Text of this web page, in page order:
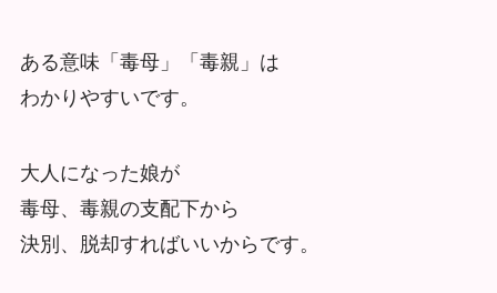
ある意味「毒母」「毒親」は
わかりやすいです。
大人になった娘が
毒母、毒親の支配下から
決別、脱却すればいいからです。